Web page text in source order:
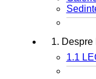
1. Despre
1.1